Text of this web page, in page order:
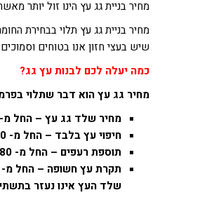
מחיר בניית גג עץ הינו זול יותר
מחיר בניית גג עץ תלוי בבחירת
שיש בעצי חזון אנו בטוחים
כמה יעלה לכם לבנות עץ גג?
מחיר גג עץ הוא דבר שתלוי
מחיר שלד גג עץ – החל מ-180 שקלים ועד ל- 300 שקלים למ"ר.
חיפוי עץ בלבד – החל מ- 70 שקלים ועד ל- 200 שקלים למ"ר.
תוספת רעפים – החל מ- 80 שקלים ועד ל- 330 שקלים למ"ר.
שלד העץ אינו נעזר